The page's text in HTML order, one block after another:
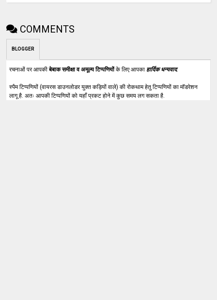
COMMENTS
BLOGGER
रचनाओं पर आपकीबेबाक समीक्षा व अमूल्य टिप्पणियोंके लिए आपका हार्दिक धन्यवाद.
स्पैम टिप्पणियों (वायरस डाउनलोडर युक्त कड़ियों वाले) की रोकथाम हेतु टिप्पणियों का मॉडरेशन
लागू है. अतः आपकी टिप्पणियों को यहाँ प्रकट होने में कुछ समय लग सकता है.